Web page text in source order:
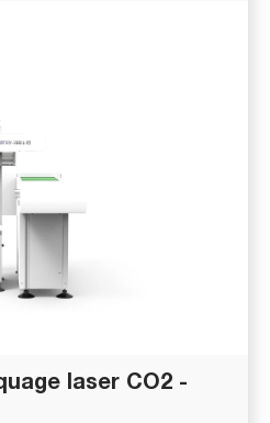
laser CO2 -